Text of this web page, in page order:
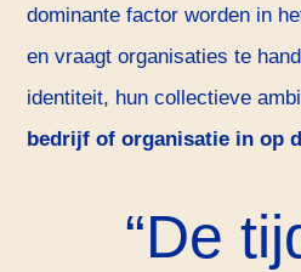
dominante factor worden in
en vraagt organisaties te
identiteit, hun collectieve
bedrijf of organisatie in op
De